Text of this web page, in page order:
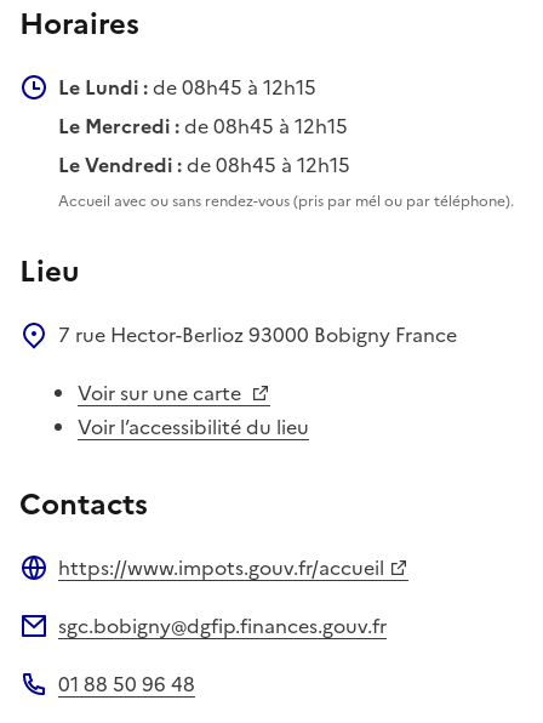
Horaires
Le Lundi :de 08h45 à 12h15
Le Mercredi :de 08h45 à 12h15
Le Vendredi :de 08h45 à 12h15
Accueil avec ou sans rendez-vous (pris par mél ou par téléphone).
Lieu
7 rue Hector-Berlioz93000 Bobigny France
Voir sur une carte
Voir l’accessibilité du lieu
Contacts
https://www.impots.gouv.fr/accueil
sgc.bobigny@dgfip.finances.gouv.fr
01 88 50 96 48